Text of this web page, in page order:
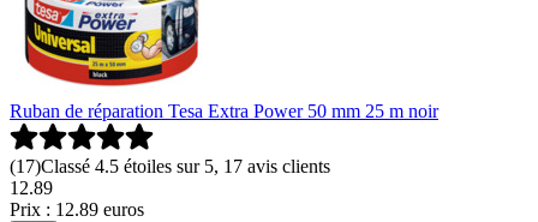
Ruban de réparation Tesa Extra Power 50 mm 25 m noir
(17)Classé 4.5 étoiles sur 5, 17 avis clients
12.89
Prix : 12.89 euros